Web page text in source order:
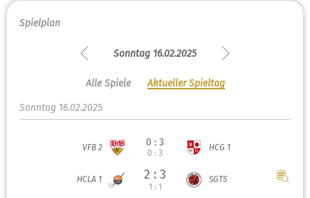
Spielplan
Sonntag 16.02.2025
Alle Spiele Aktueller Spieltag
Sonntag 16.02.2025
VFB 2 0 : 3
0 : 3
HCG 1
HCLA 1 2 : 3
1 : 1
SGTS